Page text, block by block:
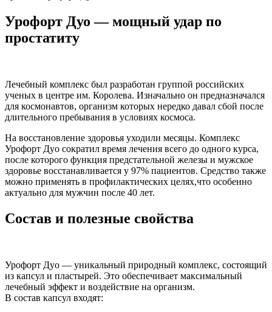
Урофорт Дуо — мощный удар по
простатиту
Лечебный комплекс был разработан группой российских
ученых в центре им. Королева. Изначально он предназначался
для космонавтов, организм которых нередко давал сбой после
длительного пребывания в условиях космоса.
На восстановление здоровья уходили месяцы. Комплекс
Урофорт Дуо сократил время лечения всего до одного курса,
после которого функция предстательной железы и мужское
здоровье восстанавливается у 97% пациентов. Средство также
можно применять в профилактических целях,что особенно
актуально для мужчин после 40 лет.
Состав и полезные свойства
Урофорт Дуо — уникальный природный комплекс, состоящий
из капсул и пластырей. Это обеспечивает максимальный
лечебный эффект и воздействие на организм.
В состав капсул входят: